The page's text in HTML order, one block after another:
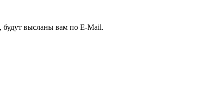
будут высланы вам по E-Mail.